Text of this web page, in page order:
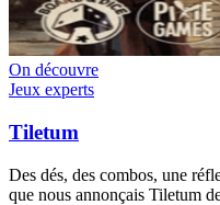
On découvre
Jeux experts
Tiletum
Des dés, des combos, une
que nous annonçais Tiletum